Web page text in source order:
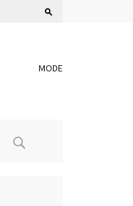
MODE